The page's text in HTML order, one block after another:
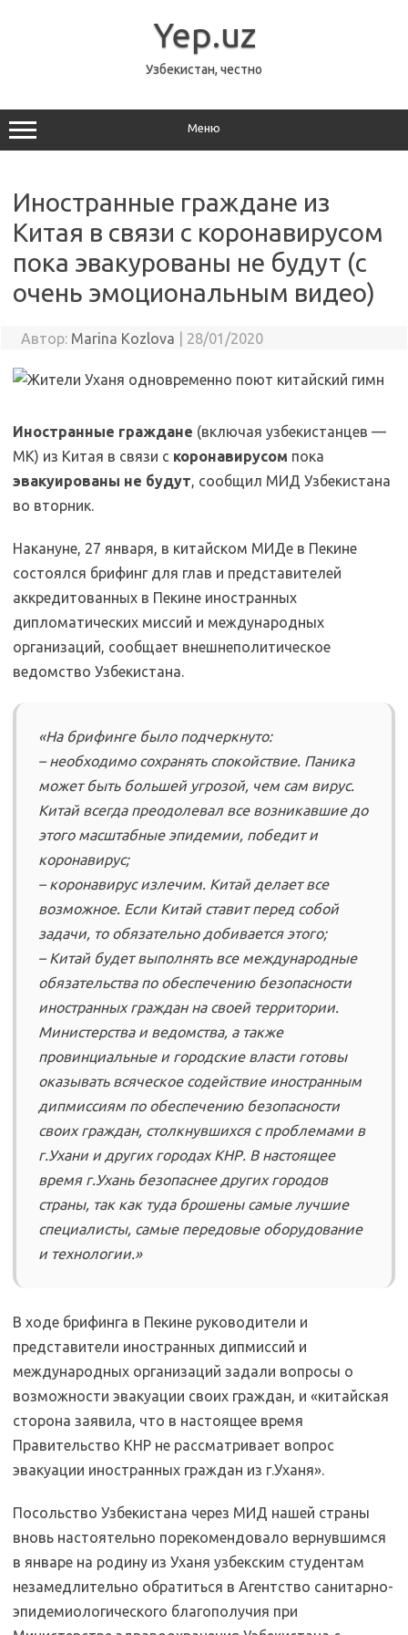
Yep.uz
Узбекистан, честно
Меню
Иностранные граждане из
Китая в связи с коронавирусом
пока эвакурованы не будут (с
очень эмоциональным видео)
Автор: Marina Kozlova 28/01/2020
Иностранные граждане (включая узбекистанцев —
МК) из Китая в связи с коронавирусом пока
эвакуированы не будут, сообщил МИД Узбекистана
во вторник.
Накануне, 27 января, в китайском МИДе в Пекине
состоялся брифинг для глав и представителей
аккредитованных в Пекине иностранных
дипломатических миссий и международных
организаций, сообщает внешнеполитическое
ведомство Узбекистана.
«На брифинге было подчеркнуто:
– необходимо сохранять спокойствие. Паника
может быть большей угрозой, чем сам вирус.
Китай всегда преодолевал все возникавшие до
этого масштабные эпидемии, победит и
коронавирус;
– коронавирус излечим. Китай делает все
возможное. Если Китай ставит перед собой
задачи, то обязательно добивается этого;
– Китай будет выполнять все международные
обязательства по обеспечению безопасности
иностранных граждан на своей территории.
Министерства и ведомства, а также
провинциальные и городские власти готовы
оказывать всяческое содействие иностранным
дипмиссиям по обеспечению безопасности
своих граждан, столкнувшихся с проблемами в
г.Ухани и других городах КНР. В настоящее
время г.Ухань безопаснее других городов
страны, так как туда брошены самые лучшие
специалисты, самые передовые оборудование
и технологии.»
В ходе брифинга в Пекине руководители и
представители иностранных дипмиссий и
международных организаций задали вопросы о
возможности эвакуации своих граждан, и «китайская
сторона заявила, что в настоящее время
Правительство КНР не рассматривает вопрос
эвакуации иностранных граждан из г.Уханя».
Посольство Узбекистана через МИД нашей страны
вновь настоятельно порекомендовало вернувшимся
в январе на родину из Уханя узбекским студентам
незамедлительно обратиться в Агентство санитарно-
эпидемиологического благополучия при